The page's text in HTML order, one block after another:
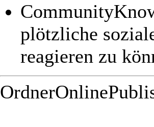
plötzliche
reagieren zu